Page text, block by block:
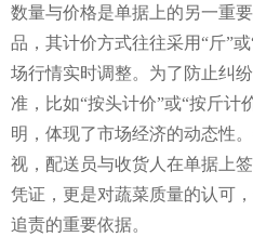
数量与价格是单据上的另一重
品，其计价方式往往采用“斤”
场行情实时调整。为了防止纠
准，比如“按头计价”或“按斤计
明，体现了市场经济的动态性
视，配送员与收货人在单据上
凭证，更是对蔬菜质量的认可
追责的重要依据。